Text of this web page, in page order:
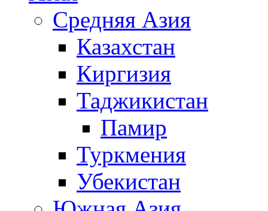
Средняя Азия
Казахстан
Киргизия
Таджикистан
Памир
Туркмения
Убекистан